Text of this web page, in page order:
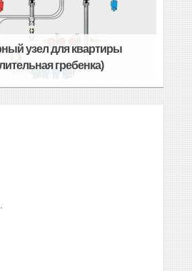
узел для квартиры
гребенка)